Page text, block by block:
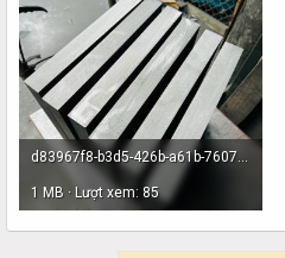
1 MB · Lượt xem: 85